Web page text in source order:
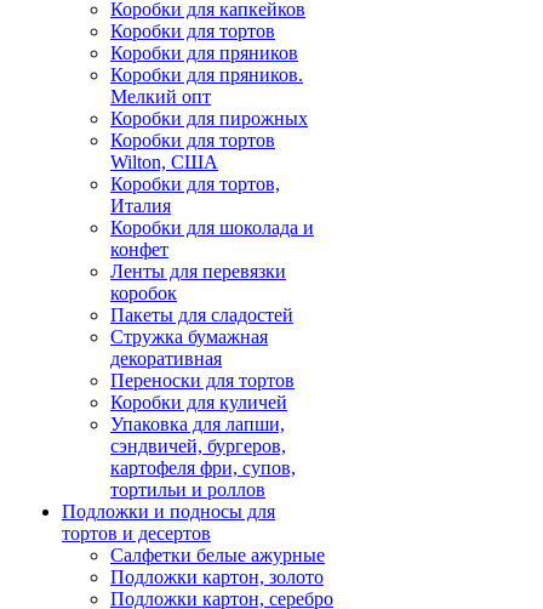
Коробки для капкейков
Коробки для тортов
Коробки для пряников
Коробки для пряников.
Мелкий опт
Коробки для пирожных
Коробки для тортов
Wilton, США
Коробки для тортов,
Италия
Коробки для шоколада и
конфет
Ленты для перевязки
коробок
Пакеты для сладостей
Стружка бумажная
декоративная
Переноски для тортов
Коробки для куличей
Упаковка для лапши,
сэндвичей, бургеров,
картофеля фри, супов,
тортильи и роллов
Подложки и подносы для
тортов и десертов
Салфетки белые ажурные
Подложки картон, золото
Подложки картон, серебро